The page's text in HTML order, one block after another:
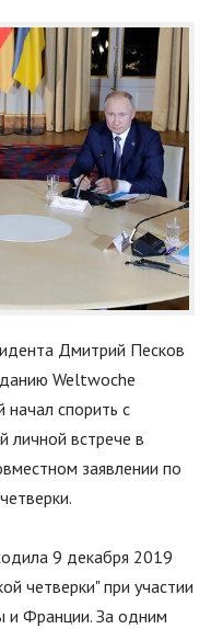
Дмитрий Песков
Weltwoche
начал спорить с
личной встрече в
заявлении по
9 декабря 2019
четверки"при участии
и Франции. За одним